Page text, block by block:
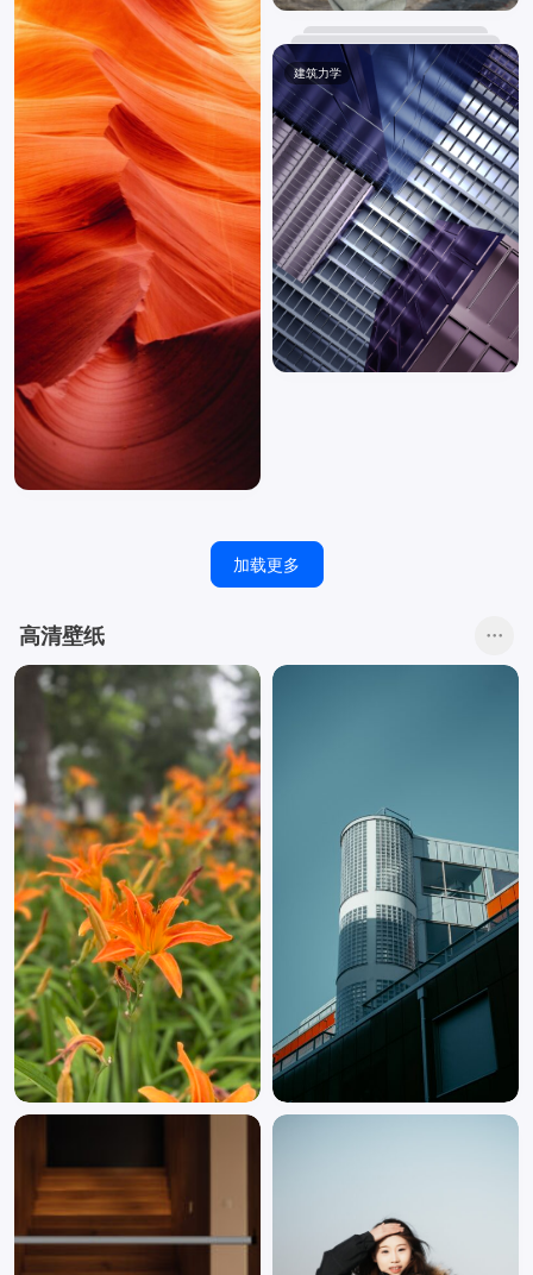
建筑力学
加载更多
高清壁纸